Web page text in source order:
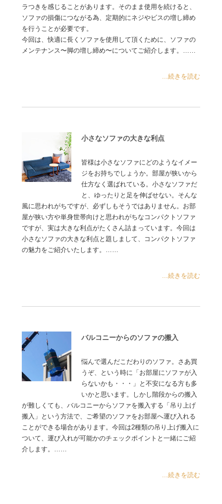
ラつきを感じることがあります。そのまま使用を続けると、
ソファの損傷につながる為、定期的にネジやビスの増し締め
を行うことが必要です。
今回は、快適に長くソファを使用して頂くために、ソファの
メンテナンス〜脚の増し締め〜についてご紹介します。……
...続きを読む
小さなソファの大きな利点
皆様は小さなソファにどのようなイメー
ジをお持ちでしょうか。部屋が狭いから
仕方なく選ばれている。小さなソファだ
と、ゆったりと足を伸ばせない。そんな
風に思われがちですが、必ずしもそうではありません。お部
屋が狭い方や単身世帯向けと思われがちなコンパクトソファ
ですが、実は大きな利点がたくさん詰まっています。今回は
小さなソファの大きな利点と題しまして、コンパクトソファ
の魅力をご紹介いたします。……
...続きを読む
バルコニーからのソファの搬入
悩んで選んだこだわりのソファ。さあ買
うぞ、という時に「お部屋にソファが入
らないかも・・・」と不安になる方も多
いかと思います。しかし階段からの搬入
が難しくても、バルコニーからソファを搬入する「吊り上げ
搬入」という方法で、ご希望のソファをお部屋へ運び入れる
ことができる場合があります。今回は2種類の吊り上げ搬入に
ついて、運び入れが可能かのチェックポイントと一緒にご紹
介します。……
...続きを読む